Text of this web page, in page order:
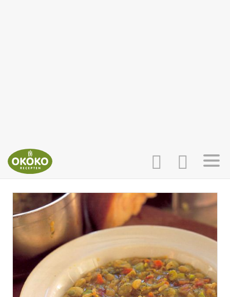
INLOGGEN
AANMELDEN
HOME
RECEPTEN
WEEKMENU'S